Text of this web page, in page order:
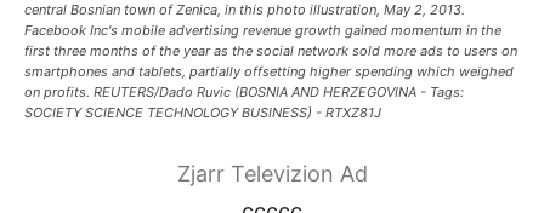
central Bosnian town of Zenica, in this photo illustration, May 2, 2013.
Facebook Inc's mobile advertising revenue growth gained momentum in the
first three months of the year as the social network sold more ads to users on
smartphones and tablets, partially offsetting higher spending which weighed
on profits. REUTERS/Dado Ruvic (BOSNIA AND HERZEGOVINA - Tags:
SOCIETY SCIENCE TECHNOLOGY BUSINESS) - RTXZ81J
Zjarr Televizion Ad